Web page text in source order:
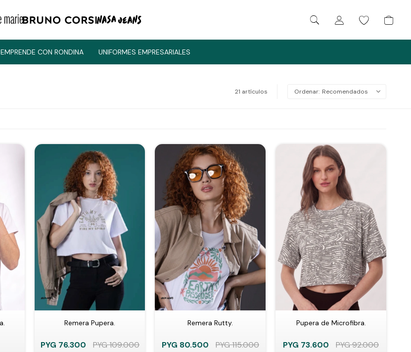
EMPRENDE CON RONDINA UNIFORMES EMPRESARIALES
21 artículos Recomendados
Remera Pupera.
PYG 76.300 PYG109.000
Remera Rutty.
PYG 80.500 PYG115.000
Pupera de Microfibra.
PYG 73.600 PYG92.000